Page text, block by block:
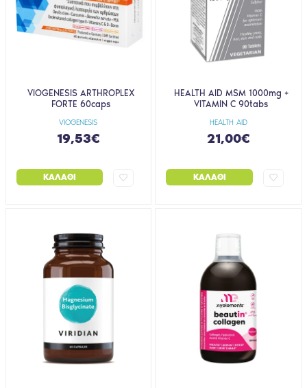
VIOGENESIS
VIOGENESIS ARTHROPLEX
FORTE 60caps
19,53€
ΚΑΛΆΘΙ
HEALTH AID
HEALTH AID MSM 1000mg +
VITAMIN C 90tabs
21,00€
ΚΑΛΆΘΙ